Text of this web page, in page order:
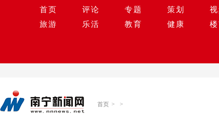
首页 评论 专题 策划
旅游
乐活 教育 健康
首页 > >